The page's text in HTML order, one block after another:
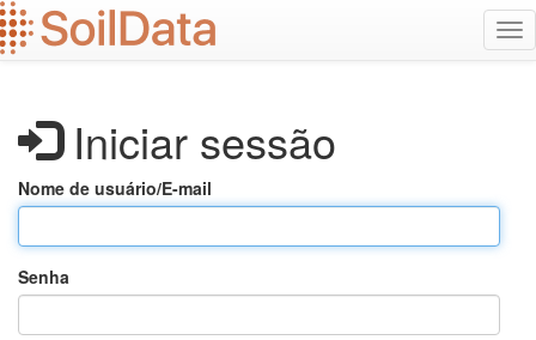
Ir
para
o
Iniciar sessão
Nome de usuário/E-mail
Senha